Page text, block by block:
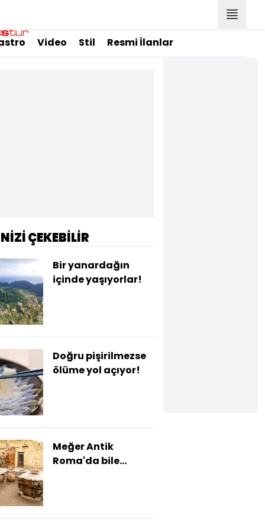
Video Stil Resmi İlanlar
ÇEKEBİLİR
Bir yanardağın
içinde yaşıyorlar!
Doğru pişirilmezse
ölüme yol açıyor!
Meğer Antik
Roma'da bile